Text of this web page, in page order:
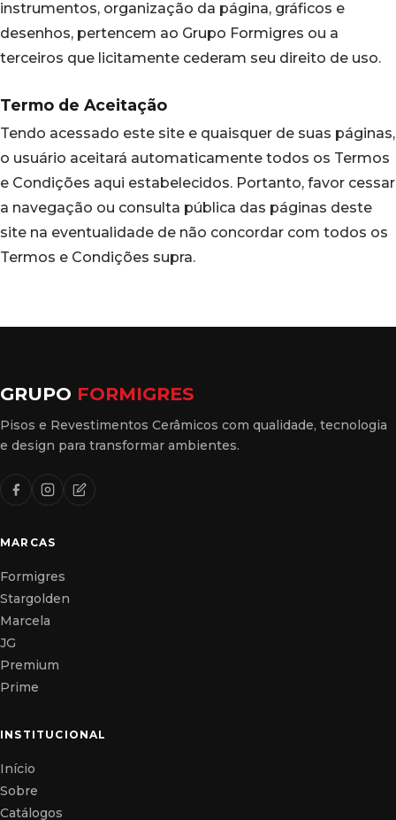
instrumentos, organização da página, gráficos e
desenhos, pertencem ao Grupo Formigres ou a
terceiros que licitamente cederam seu direito de uso.
Termo de Aceitação
Tendo acessado este site e quaisquer de suas páginas,
o usuário aceitará automaticamente todos os Termos
e Condições aqui estabelecidos. Portanto, favor cessar
a navegação ou consulta pública das páginas deste
site na eventualidade de não concordar com todos os
Termos e Condições supra.
GRUPO FORMIGRES
Pisos e Revestimentos Cerâmicos com qualidade, tecnologia
e design para transformar ambientes.
MARCAS
Formigres
Stargolden
Marcela
JG
Premium
Prime
INSTITUCIONAL
Início
Sobre
Catálogos